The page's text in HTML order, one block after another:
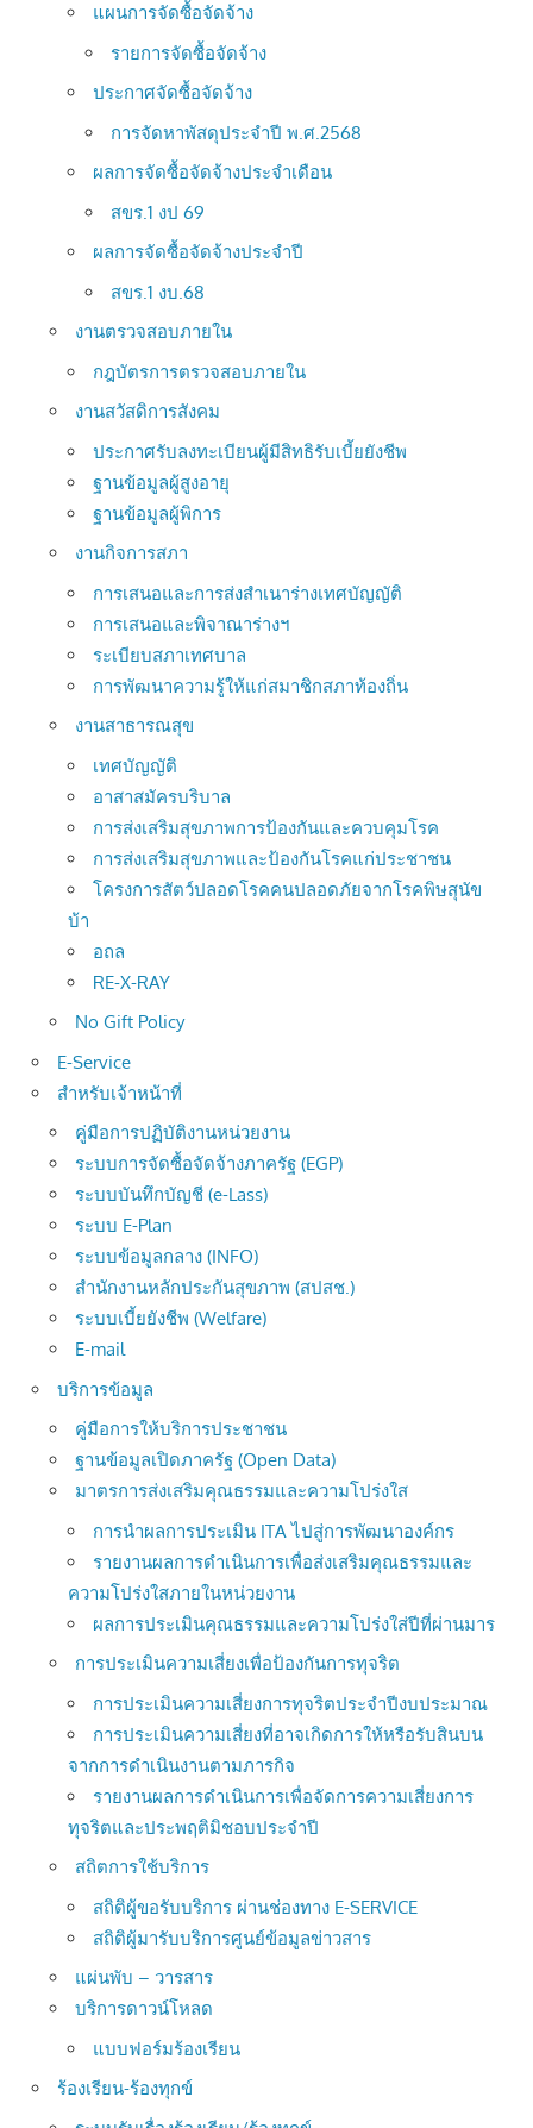
แผนการจัดซื้อจัดจ้าง
รายการจัดซื้อจัดจ้าง
ประกาศจัดซื้อจัดจ้าง
การจัดหาพัสดุประจำปี พ.ศ.2568
ผลการจัดซื้อจัดจ้างประจำเดือน
สขร.1 งป 69
ผลการจัดซื้อจัดจ้างประจำปี
สขร.1 งบ.68
งานตรวจสอบภายใน
กฎบัตรการตรวจสอบภายใน
งานสวัสดิการสังคม
ประกาศรับลงทะเบียนผู้มีสิทธิรับเบี้ยยังชีพ
ฐานข้อมูลผู้สูงอายุ
ฐานข้อมูลผู้พิการ
งานกิจการสภา
การเสนอและการส่งสำเนาร่างเทศบัญญัติ
การเสนอและพิจาณาร่างฯ
ระเบียบสภาเทศบาล
การพัฒนาความรู้ให้แก่สมาชิกสภาท้องถิ่น
งานสาธารณสุข
เทศบัญญัติ
อาสาสมัครบริบาล
การส่งเสริมสุขภาพการป้องกันและควบคุมโรค
การส่งเสริมสุขภาพและป้องกันโรคแก่ประชาชน
โครงการสัตว์ปลอดโรคคนปลอดภัยจากโรคพิษสุนัข
บ้า
อถล
RE-X-RAY
No Gift Policy
E-Service
สำหรับเจ้าหน้าที่
คู่มือการปฏิบัติงานหน่วยงาน
ระบบการจัดซื้อจัดจ้างภาครัฐ (EGP)
ระบบบันทึกบัญชี (e-Lass)
ระบบ E-Plan
ระบบข้อมูลกลาง (INFO)
สำนักงานหลักประกันสุขภาพ (สปสช.)
ระบบเบี้ยยังชีพ (Welfare)
E-mail
บริการข้อมูล
คู่มือการให้บริการประชาชน
ฐานข้อมูลเปิดภาครัฐ (Open Data)
มาตรการส่งเสริมคุณธรรมและความโปร่งใส
การนำผลการประเมิน ITA ไปสู่การพัฒนาองค์กร
รายงานผลการดำเนินการเพื่อส่งเสริมคุณธรรมและ
ความโปร่งใสภายในหน่วยงาน
ผลการประเมินคุณธรรมและความโปร่งใส่ปีที่ผ่านมาร
การประเมินความเสี่ยงเพื่อป้องกันการทุจริต
การประเมินความเสี่ยงการทุจริตประจำปีงบประมาณ
การประเมินความเสี่ยงที่อาจเกิดการให้หรือรับสินบน
จากการดำเนินงานตามภารกิจ
รายงานผลการดำเนินการเพื่อจัดการความเสี่ยงการ
ทุจริตและประพฤติมิชอบประจำปี
สถิตการใช้บริการ
สถิติผู้ขอรับบริการ ผ่านช่องทาง E-SERVICE
สถิติผู้มารับบริการศูนย์ข้อมูลข่าวสาร
แผ่นพับ – วารสาร
บริการดาวน์โหลด
แบบฟอร์มร้องเรียน
ร้องเรียน-ร้องทุกข์